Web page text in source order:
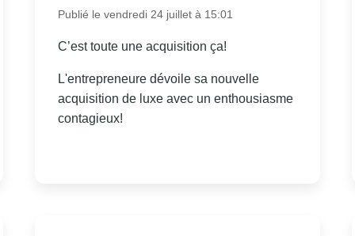
Publié le vendredi 24 juillet à 15:01
C’est toute une acquisition ça!
L'entrepreneure dévoile sa nouvelle
acquisition de luxe avec un enthousiasme
contagieux!